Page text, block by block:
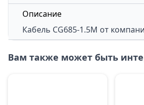
Описание
Кабель CG685-1.5M от
Вам также может быть